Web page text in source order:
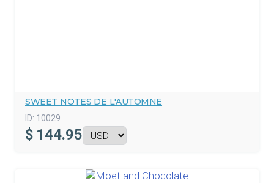
SWEET NOTES DE L'AUTOMNE
ID: 10029
$ 144.95